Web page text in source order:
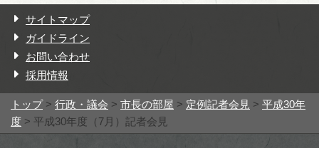
サイトマップ
ガイドライン
お問い合わせ
採用情報
トップ> 行政・議会 > 市長の部屋 > 定例記者会見 > 平成30年
度 > 平成30年度（7月）記者会見